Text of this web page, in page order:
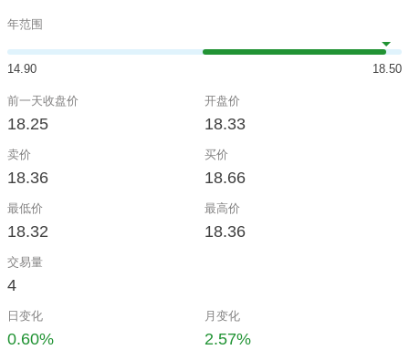
年范围
14.90 18.50
前一天收盘价
18.25
开盘价
18.33
卖价
18.36
买价
18.66
最低价
18.32
最高价
18.36
交易量
4
日变化
0.60%
月变化
2.57%